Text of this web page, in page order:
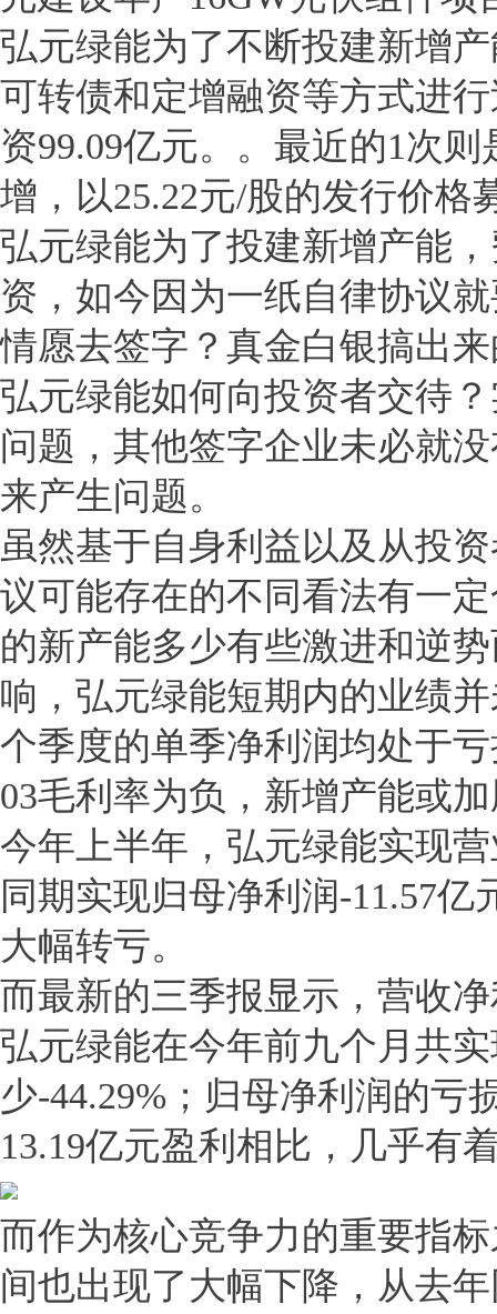
弘元绿能为了不断投建新增
可转债和定增融资等方式进
资99.09亿元。。最近的1次
增，以25.22元/股的发行价格
弘元绿能为了投建新增产能
资，如今因为一纸自律协议
情愿去签字？真金白银搞出
弘元绿能如何向投资者交待
问题，其他签字企业未必就
来产生问题。
虽然基于自身利益以及从投
议可能存在的不同看法有一
的新产能多少有些激进和逆
响，弘元绿能短期内的业绩
个季度的单季净利润均处于
03毛利率为负，新增产能或
今年上半年，弘元绿能实现
同期实现归母净利润-11.57
大幅转亏。
而最新的三季报显示，营收
弘元绿能在今年前九个月共
少-44.29%；归母净利润的亏
13.19亿元盈利相比，几乎有
而作为核心竞争力的重要指
间也出现了大幅下降，从去